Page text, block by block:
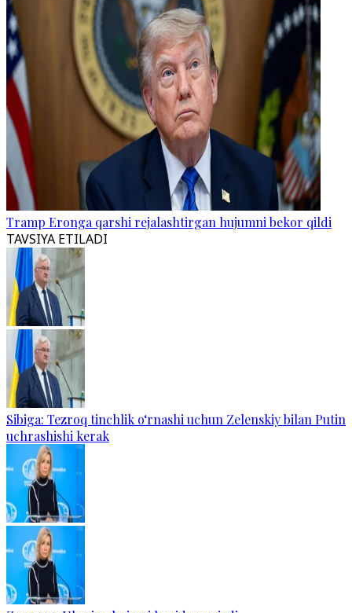
Tramp Eronga qarshi rejalashtirgan hujumni bekor qildi
TAVSIYA ETILADI
Sibiga: Tezroq tinchlik o‘rnashi uchun Zelenskiy bilan Putin
uchrashishi kerak